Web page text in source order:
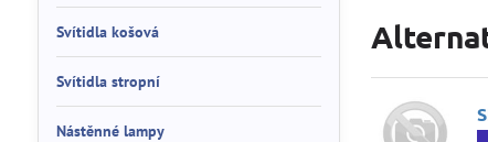
Svítidla košová
Svítidla stropní
Nástěnné lampy